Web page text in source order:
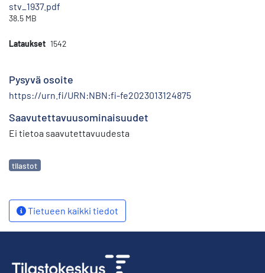
stv_1937.pdf
38.5 MB
Lataukset 1542
Pysyvä osoite
https://urn.fi/URN:NBN:fi-fe2023013124875
Saavutettavuusominaisuudet
Ei tietoa saavutettavuudesta
Avainsanat
tilastot
Tietueen kaikki tiedot